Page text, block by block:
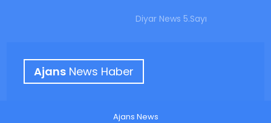
Diyar News 5.Sayı
Ajans News Haber
Ajans News